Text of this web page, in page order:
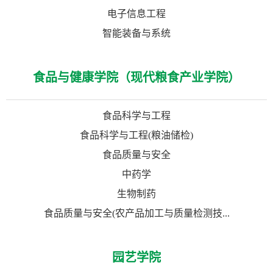
电子信息工程
智能装备与系统
食品与健康学院（现代粮食产业学院）
食品科学与工程
食品科学与工程(粮油储检)
食品质量与安全
中药学
生物制药
食品质量与安全(农产品加工与质量检测技...
园艺学院